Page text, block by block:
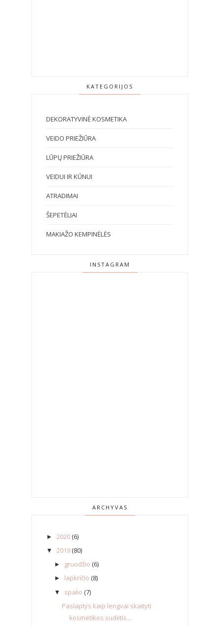
KATEGORIJOS
DEKORATYVINĖ KOSMETIKA
VEIDO PRIEŽIŪRA
LŪPŲ PRIEŽIŪRA
VEIDUI IR KŪNUI
ATRADIMAI
ŠEPETĖLIAI
MAKIAŽO KEMPINĖLĖS
INSTAGRAM
ARCHYVAS
► 2020 (6)
▼ 2019 (80)
► gruodžio (6)
► lapkričio (8)
▼ spalio (7)
Paslaptys kaip lengvai skaityti
kosmetikos sudėtis...